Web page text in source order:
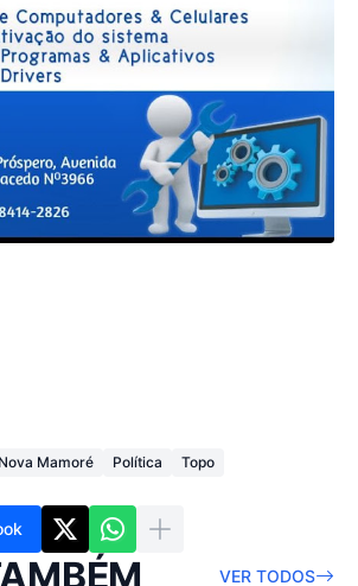
Nova Mamoré Política Topo
VER TODOS